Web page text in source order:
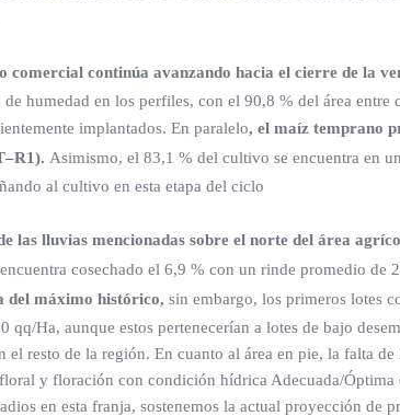
comercial continúa avanzando hacia el cierre de la
humedad en los perfiles, con el 90,8 % del área entre
implantados. En paralelo, el maíz temprano
Asimismo, el 83,1 % del cultivo se encuentra en
al cultivo en esta etapa del ciclo
las lluvias mencionadas sobre el norte del área
cosechado el 6,9 % con un rinde promedio de
del máximo histórico, sin embargo, los primeros lotes
Ha, aunque estos pertenecerían a lotes de bajo
el resto de la región. En cuanto al área en pie, la falta
y floración con condición hídrica Adecuada/Óptima
en esta franja, sostenemos la actual proyección de